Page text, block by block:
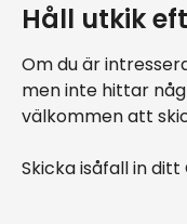
Håll utkik
Om du är
men inte hittar
välkommen att
Skicka isåfall in